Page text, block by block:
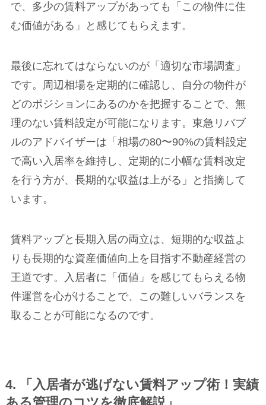
で、多少の賃料アップがあっても「この物件に住
む価値がある」と感じてもらえます。
最後に忘れてはならないのが「適切な市場調査」
です。周辺相場を定期的に確認し、自分の物件が
どのポジションにあるのかを把握することで、無
理のない賃料設定が可能になります。東急リバブ
ルのアドバイザーは「相場の80〜90%の賃料設定
で高い入居率を維持し、定期的に小幅な賃料改定
を行う方が、長期的な収益は上がる」と指摘して
います。
賃料アップと長期入居の両立は、短期的な収益よ
りも長期的な資産価値向上を目指す不動産経営の
王道です。入居者に「価値」を感じてもらえる物
件運営を心がけることで、この難しいバランスを
取ることが可能になるのです。
4. 「入居者が逃げない賃料アップ術！実績